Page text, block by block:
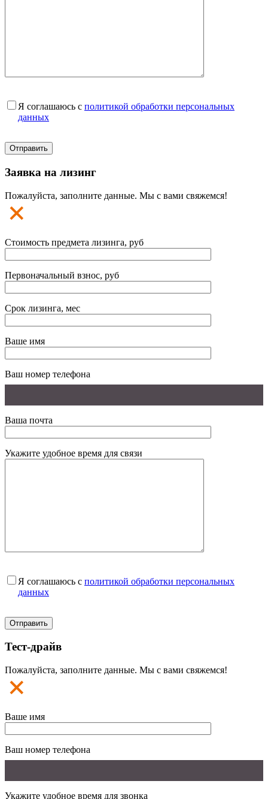
Я соглашаюсь с политикой обработки персональных
данных
Заявка на лизинг
Пожалуйста, заполните данные. Мы с вами свяжемся!
Стоимость предмета лизинга, руб
Первоначальный взнос, руб
Срок лизинга, мес
Ваше имя
Ваш номер телефона
Ваша почта
Укажите удобное время для связи
Я соглашаюсь с политикой обработки персональных
данных
Тест-драйв
Пожалуйста, заполните данные. Мы с вами свяжемся!
Ваше имя
Ваш номер телефона
Укажите удобное время для звонка